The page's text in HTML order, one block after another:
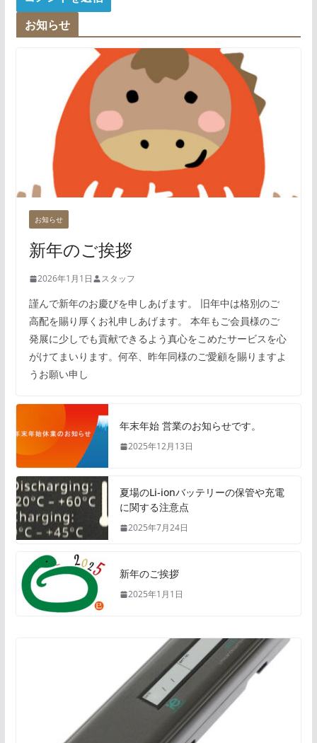
お知らせ
お知らせ
新年のご挨拶
2026年1月1日 スタッフ
謹んで新年のお慶びを申しあげます。 旧年中は格別のご
高配を賜り厚くお礼申しあげます。 本年もご会員様のご
発展に少しでも貢献できるよう真心をこめたサービスを心
がけてまいります。何卒、昨年同様のご愛顧を賜りますよ
うお願い申し
年末年始 営業のお知らせです。
2025年12月13日
夏場のLi-ionバッテリーの保管や充電
に関する注意点
2025年7月24日
新年のご挨拶
2025年1月1日